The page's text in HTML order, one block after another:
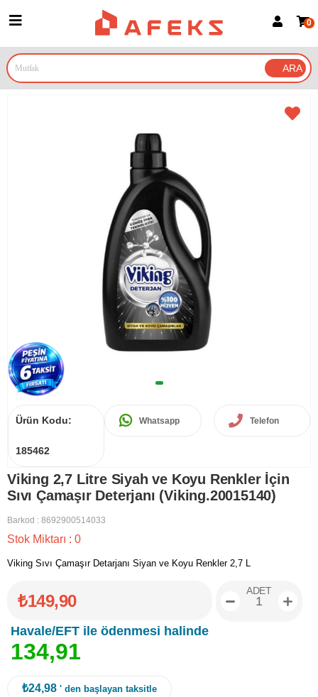
Google İle Bağlan
0
Ürün Kodu:
185462
Whatsapp Telefon
Viking 2,7 Litre Siyah ve Koyu Renkler İçin
Sıvı Çamaşır Deterjanı (Viking.20015140)
Barkod : 8692900514033
Stok Miktarı : 0
Viking Sıvı Çamaşır Detarjanı Siyan ve Koyu Renkler 2,7 L
₺149,90
Havale/EFT ile ödenmesi halinde
134,91
ADET
₺24,98 ' den başlayan taksitle